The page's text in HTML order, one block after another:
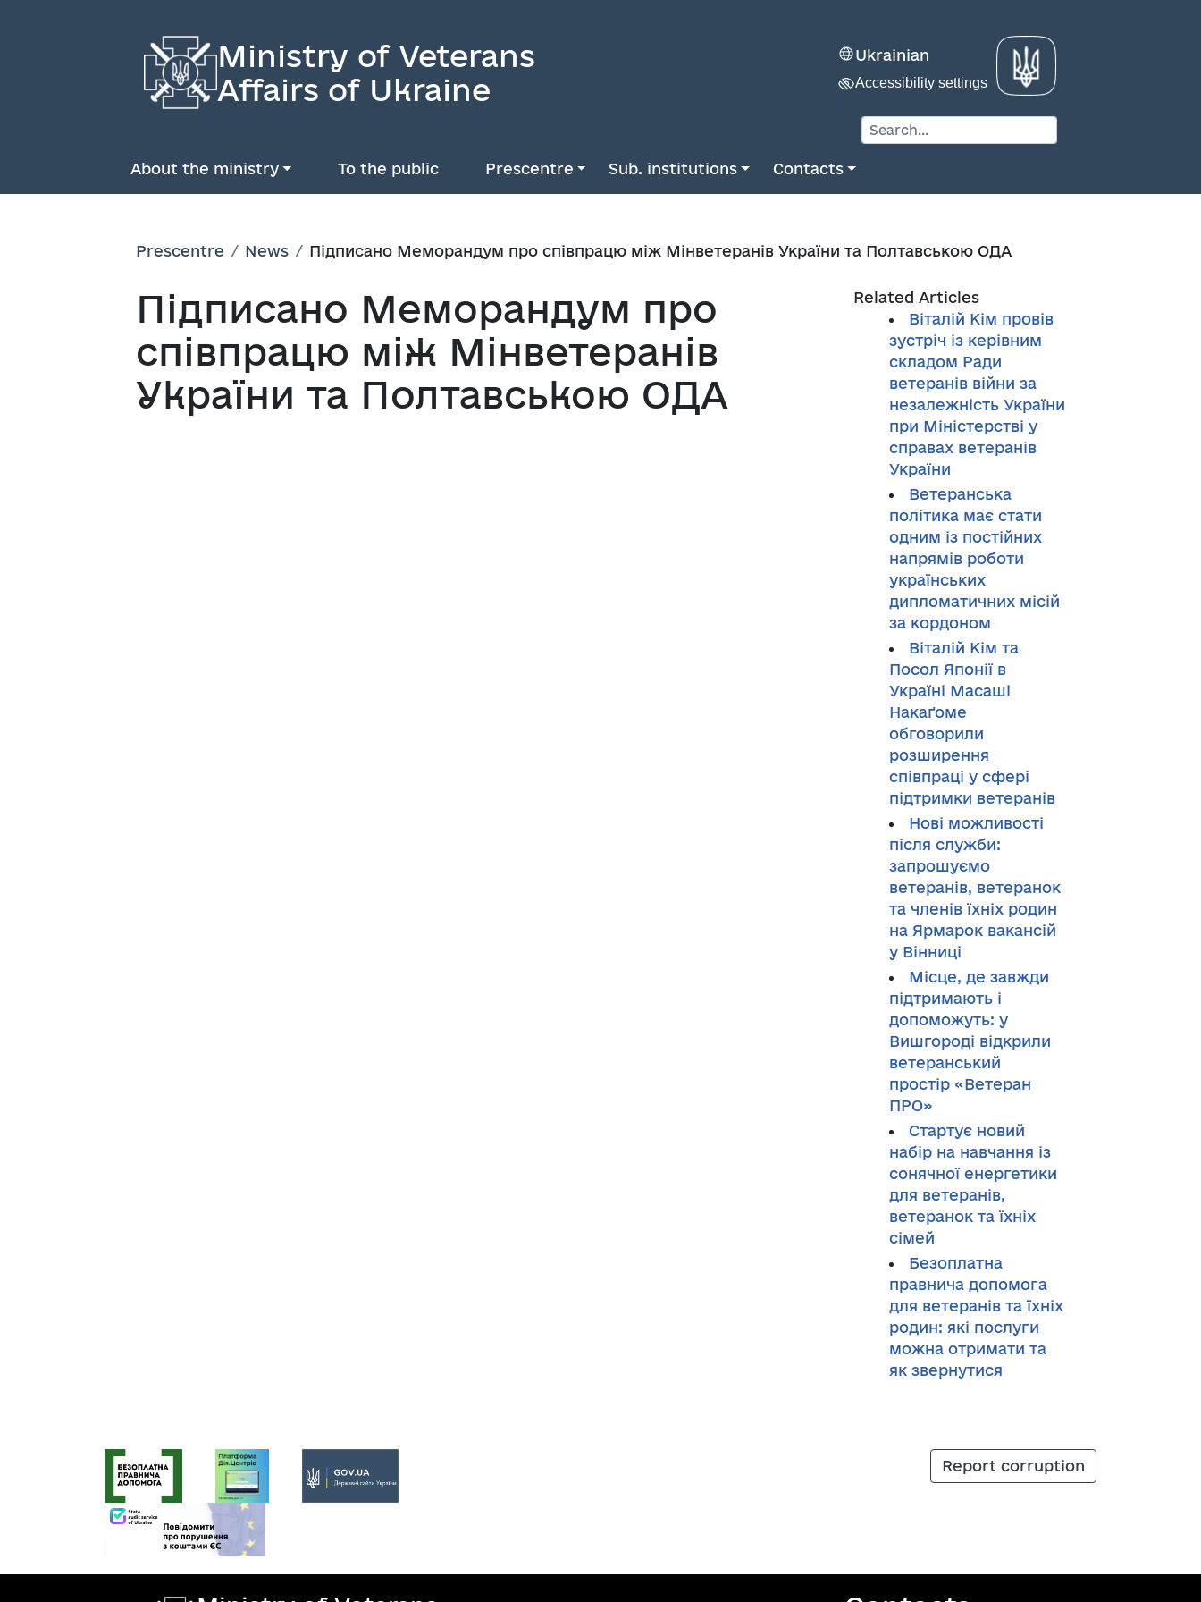
Ministry of Veterans
Affairs of Ukraine
Ukrainian
Accessibility settings
About the ministry To the public Prescentre Sub. institutions Contacts
Prescentre News Підписано Меморандум про співпрацю між Мінветеранів України та Полтавською ОДА
Підписано Меморандум про
співпрацю між Мінветеранів
України та Полтавською ОДА
Related Articles
Віталій Кім провів
зустріч із керівним
складом Ради
ветеранів війни за
незалежність України
при Міністерстві у
справах ветеранів
України
Ветеранська
політика має стати
одним із постійних
напрямів роботи
українських
дипломатичних місій
за кордоном
Віталій Кім та
Посол Японії в
Україні Масаші
Накаґоме
обговорили
розширення
співпраці у сфері
підтримки ветеранів
Нові можливості
після служби:
запрошуємо
ветеранів, ветеранок
та членів їхніх родин
на Ярмарок вакансій
у Вінниці
Місце, де завжди
підтримають і
допоможуть: у
Вишгороді відкрили
ветеранський
простір «Ветеран
ПРО»
Стартує новий
набір на навчання із
сонячної енергетики
для ветеранів,
ветеранок та їхніх
сімей
Безоплатна
правнича допомога
для ветеранів та їхніх
родин: які послуги
можна отримати та
як звернутися
Report corruption